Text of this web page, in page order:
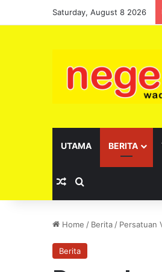
Saturday, August 8 2026
UTAMA BERITA
Random Article
Home / Berita / Persatuan
Berita